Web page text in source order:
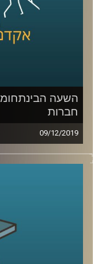
בינתחומי בעת
את את הסביבה
השעה
חברות
09/12/2019
בישראל יש
החברות
הפיכת חברות
פרופ' ניראון